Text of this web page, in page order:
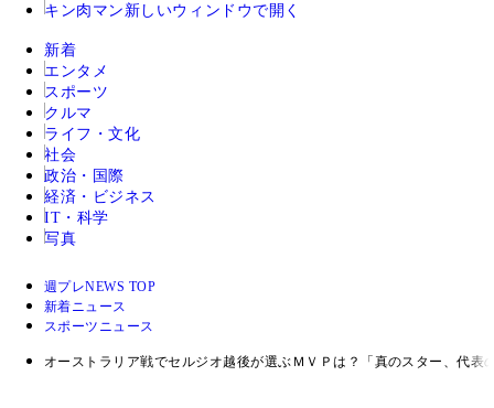
キン肉マン 新しいウィンドウで開く
新着
エンタメ
スポーツ
クルマ
ライフ・文化
社会
政治・国際
経済・ビジネス
IT・科学
写真
週プレNEWS TOP
新着ニュース
スポーツニュース
オーストラリア戦でセルジオ越後が選ぶＭＶＰは？「真のスター、代表